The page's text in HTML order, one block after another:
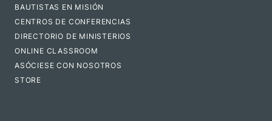
BAUTISTAS EN MISIÓN
CENTROS DE CONFERENCIAS
DIRECTORIO DE MINISTERIOS
ONLINE CLASSROOM
ASÓCIESE CON NOSOTROS
STORE